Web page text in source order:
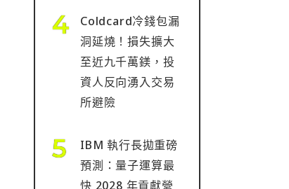
Coldcard冷錢包漏
洞延燒！損失擴大
至近九千萬鎂，投
資人反向湧入交易
所避險
IBM 執行長拋重磅
預測：量子運算最
快 2028 年貢獻營